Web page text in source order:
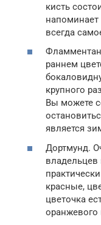
кисть
всегда
раннем
крупного
Вы можете
является
Дортмунд.
владельцев
красные,
цветочка
оранжевого